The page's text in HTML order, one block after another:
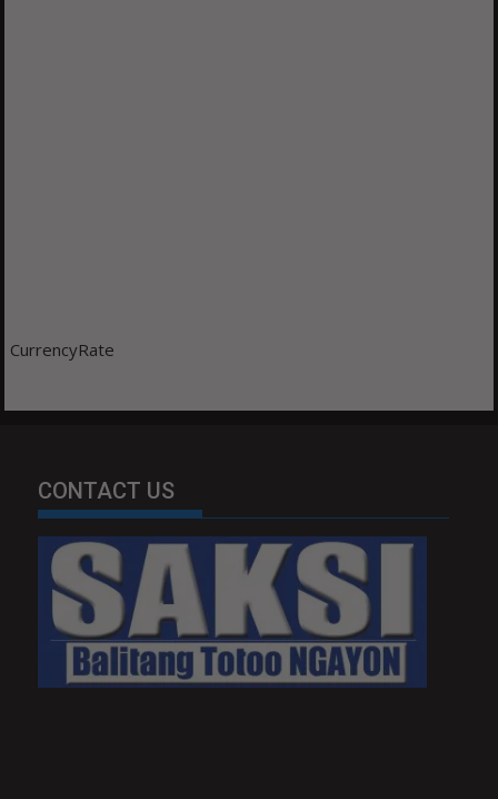
CurrencyRate
CONTACT US